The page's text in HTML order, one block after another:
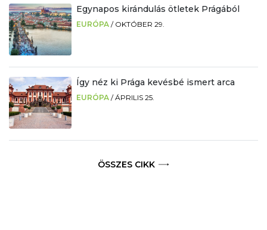
Egynapos kirándulás ötletek Prágából
EURÓPA / OKTÓBER 29.
Így néz ki Prága kevésbé ismert arca
EURÓPA /ÁPRILIS 25.
ÖSSZES CIKK